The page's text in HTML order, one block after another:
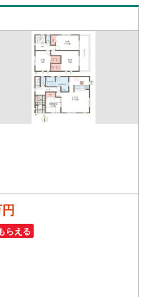
ているため、より多くの知見
らえる